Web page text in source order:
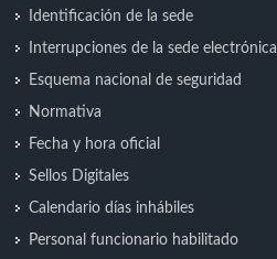
Identificación de la sede
Interrupciones de la sede electrónica
Esquema nacional de seguridad
Normativa
Fecha y hora oficial
Sellos Digitales
Calendario días inhábiles
Personal funcionario habilitado